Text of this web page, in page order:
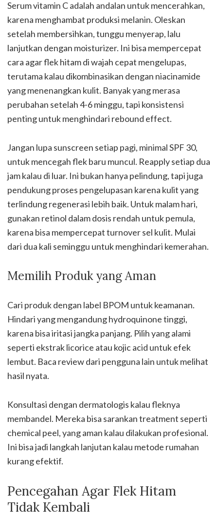
Serum vitamin C adalah andalan untuk mencerahkan,
karena menghambat produksi melanin. Oleskan
setelah membersihkan, tunggu menyerap, lalu
lanjutkan dengan moisturizer. Ini bisa mempercepat
cara agar flek hitam di wajah cepat mengelupas,
terutama kalau dikombinasikan dengan niacinamide
yang menenangkan kulit. Banyak yang merasa
perubahan setelah 4-6 minggu, tapi konsistensi
penting untuk menghindari rebound effect.
Jangan lupa sunscreen setiap pagi, minimal SPF 30,
untuk mencegah flek baru muncul. Reapply setiap dua
jam kalau di luar. Ini bukan hanya pelindung, tapi juga
pendukung proses pengelupasan karena kulit yang
terlindung regenerasi lebih baik. Untuk malam hari,
gunakan retinol dalam dosis rendah untuk pemula,
karena bisa mempercepat turnover sel kulit. Mulai
dari dua kali seminggu untuk menghindari kemerahan.
Memilih Produk yang Aman
Cari produk dengan label BPOM untuk keamanan.
Hindari yang mengandung hydroquinone tinggi,
karena bisa iritasi jangka panjang. Pilih yang alami
seperti ekstrak licorice atau kojic acid untuk efek
lembut. Baca review dari pengguna lain untuk melihat
hasil nyata.
Konsultasi dengan dermatologis kalau fleknya
membandel. Mereka bisa sarankan treatment seperti
chemical peel, yang aman kalau dilakukan profesional.
Ini bisa jadi langkah lanjutan kalau metode rumahan
kurang efektif.
Pencegahan Agar Flek Hitam
Tidak Kembali